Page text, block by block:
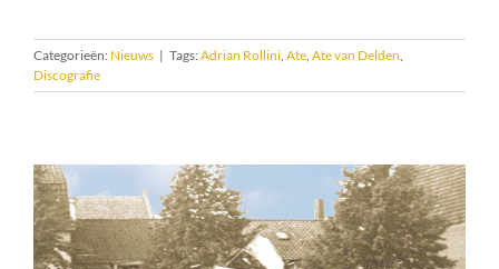
Categorieën: Nieuws | Tags:Adrian Rollini, Ate, Ate van Delden,
Discografie